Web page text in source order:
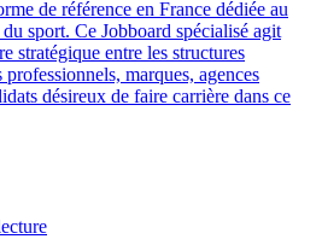
de référence en France dédiée au
sport. Ce Jobboard spécialisé agit
stratégique entre les structures
marques, agences
désireux de faire carrière dans ce